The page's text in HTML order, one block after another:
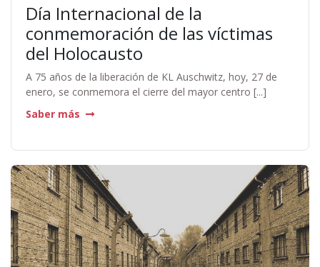
Día Internacional de la
conmemoración de las víctimas
del Holocausto
A 75 años de la liberación de KL Auschwitz, hoy, 27 de
enero, se conmemora el cierre del mayor centro [...]
Saber más